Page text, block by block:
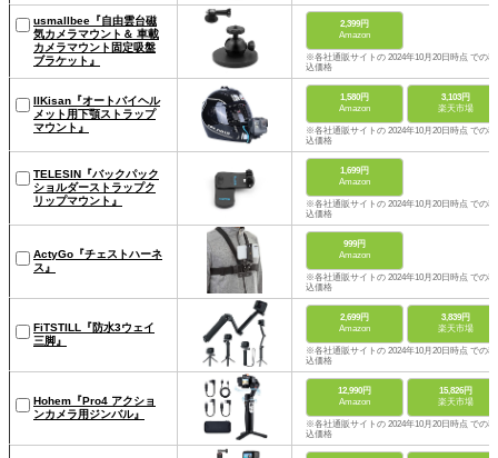
usmallbee『自由雲台磁
気カメラマウント＆ 車載
カメラマウント固定吸盤
ブラケット』
2,399円
Amazon
※各社通販サイトの 2024年10月20日時点 での税
込価格
IIKisan『オートバイヘル
メット用下顎ストラップ
マウント』
1,580円
Amazon
3,103円
楽天市場
※各社通販サイトの 2024年10月20日時点 での税
込価格
TELESIN『バックパック
ショルダーストラップク
リップマウント』
1,699円
Amazon
※各社通販サイトの 2024年10月20日時点 での税
込価格
ActyGo『チェストハーネ
ス』
999円
Amazon
※各社通販サイトの 2024年10月20日時点 での税
込価格
FiTSTILL『防水3ウェイ
三脚』
2,699円
Amazon
3,839円
楽天市場
※各社通販サイトの 2024年10月20日時点 での税
込価格
Hohem『Pro4 アクショ
ンカメラ用ジンバル』
12,990円
Amazon
15,826円
楽天市場
※各社通販サイトの 2024年10月20日時点 での税
込価格